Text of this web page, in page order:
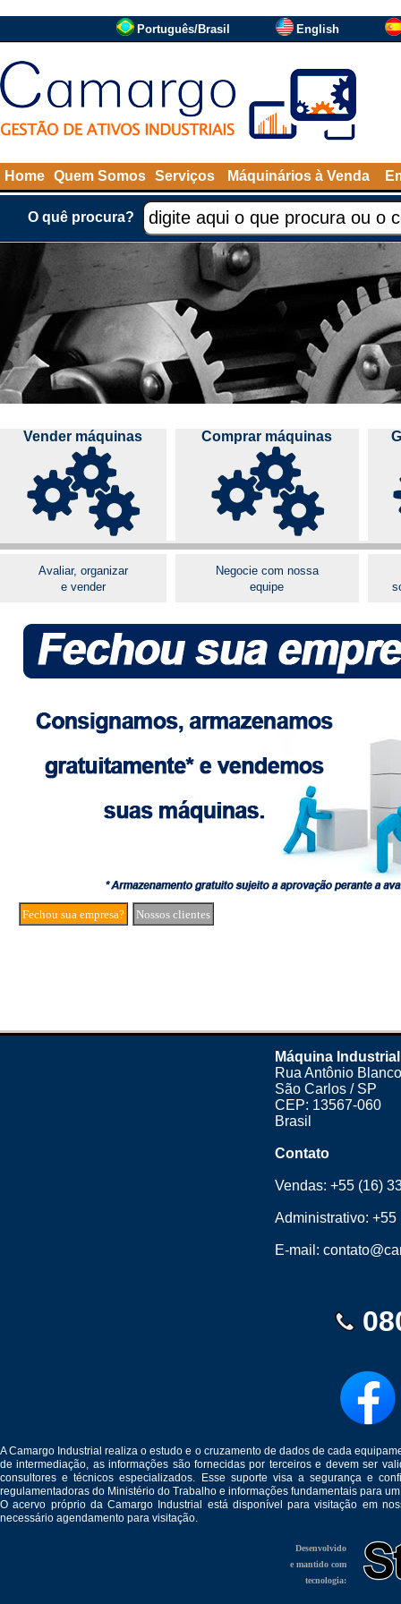
Português/Brasil English
Home Quem Somos Serviços Máquinários à Venda
O quê procura?
Vender máquinas Comprar máquinas
Avaliar, organizar
e vender
Negocie com nossa
equipe
Fechou sua empresa? Nossos clientes
Máquina Industrial
Rua Antônio
São Carlos / SP
CEP: 13567-060
Brasil
Contato
Vendas:+55 (16)
Administrativo:+55
E-mail:
A Camargo Industrial realiza o estudo e o cruzamento de dados de cada
de intermediação, as informações são fornecidas por terceiros e devem ser
consultores e técnicos especializados. Esse suporte visa a segurança e
regulamentadoras do Ministério do Trabalho e informações fundamentais para
O acervo próprio da Camargo Industrial está disponível para visitação em
necessário agendamento para visitação.
Desenvolvido
e mantido com
tecnologia: